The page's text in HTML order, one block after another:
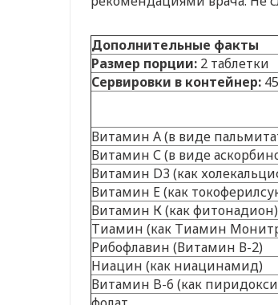
Дополнительные факты
Размер порции: 2 таблетки
Сервировки в контейнер: 45
Витамин А (в виде
Витамин С (в виде
Витамин D3 (как
Витамин Е (как
Витамин К (как фитонадион)
Тиамин (как Тиамин
Рибофлавин (Витамин В-2)
Ниацин (как ниацинамид)
Витамин B-6 (как